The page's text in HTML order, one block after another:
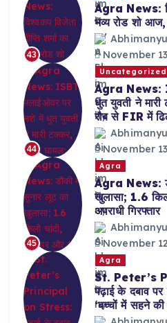
43
Agra News:
भव्य रोड शो
November
44
Uncategorized
Agra News:
धुत युवती ने
रौब से FIR में
November
45
Agra
Agra News:
खुलासा; 1.6
अपराधी गिरफ्तार
November
Agra
St. Peter’s
पढ़ाई के दबाव पर
‘बच्चों में सहने